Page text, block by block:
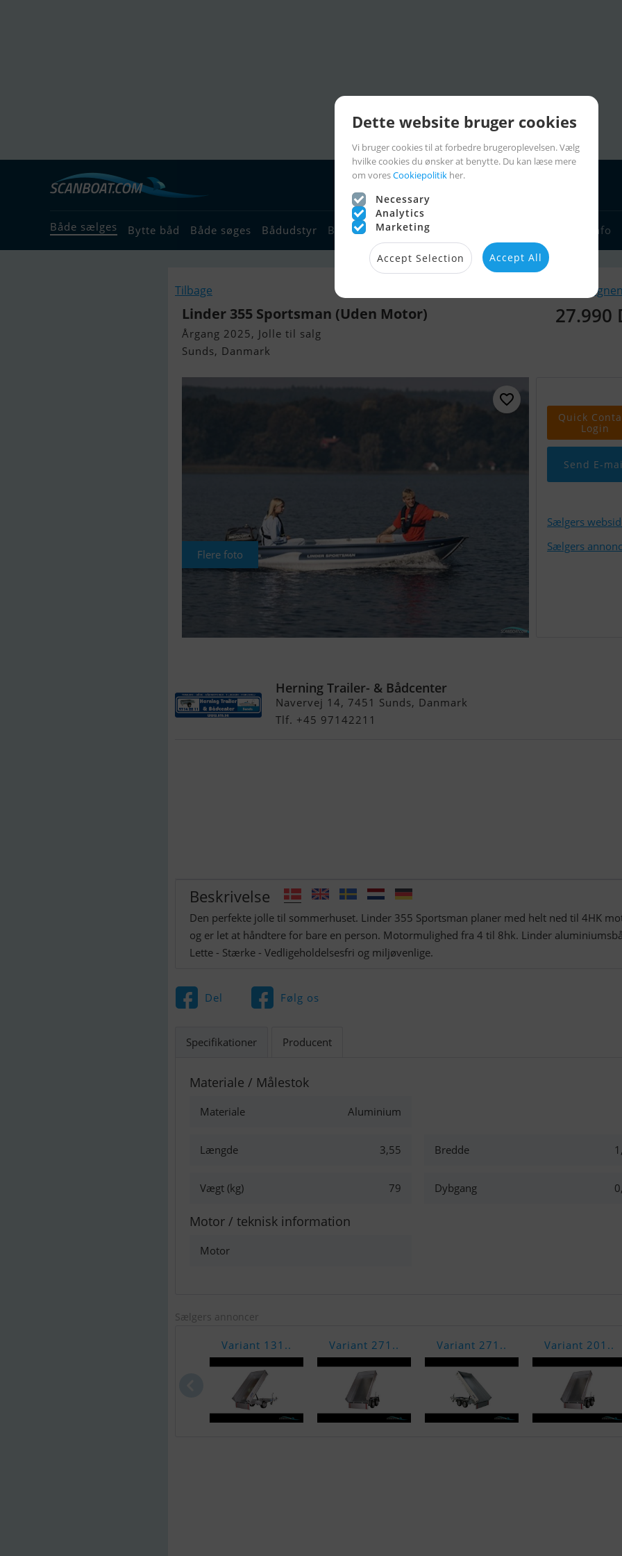
Både sælges Bytte båd Både søges Bådudstyr Bådforhandlere Sejlerlinks Sejlerinfo
Tilbage
Linder 355 Sportsman (Uden Motor)
Årgang 2025, Jolle til salg
Sunds, Danmark
27.990
Flere foto
Quick
Login
Send E-
Sælgers
Sælgers
Herning Trailer- & Bådcenter
Navervej 14, 7451 Sunds, Danmark
Tlf. +45 97142211
Beskrivelse
Den perfekte jolle til sommerhuset. Linder 355 Sportsman planer med helt ned til 4HK
og er let at håndtere for bare en person. Motormulighed fra 4 til 8hk. Linder
Lette - Stærke - Vedligeholdelsesfri og miljøvenlige.
Del Følg os
Specifikationer Producent
Materiale / Målestok
Materiale Aluminium
Længde 3,55 Bredde
Vægt (kg) 79 Dybgang
Motor / teknisk information
Motor
Sælgers annoncer
Variant 131.. Variant 271.. Variant 271.. Variant 201..
Dette website bruger cookies
Vi bruger cookies til at forbedre brugeroplevelsen. Vælg
hvilke cookies du ønsker at benytte. Du kan læse mere
om voresCookiepolitik her.
Necessary
Analytics
Marketing
Accept Selection Accept All